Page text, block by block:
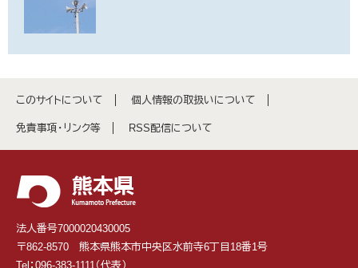
このサイトについて 個人情報の取扱いについて
免責事項・リンク等 RSS配信について
法人番号7000020430005
〒862-8570 熊本県熊本市中央区水前寺6丁目18番1号
Tel：096-383-1111（代表）